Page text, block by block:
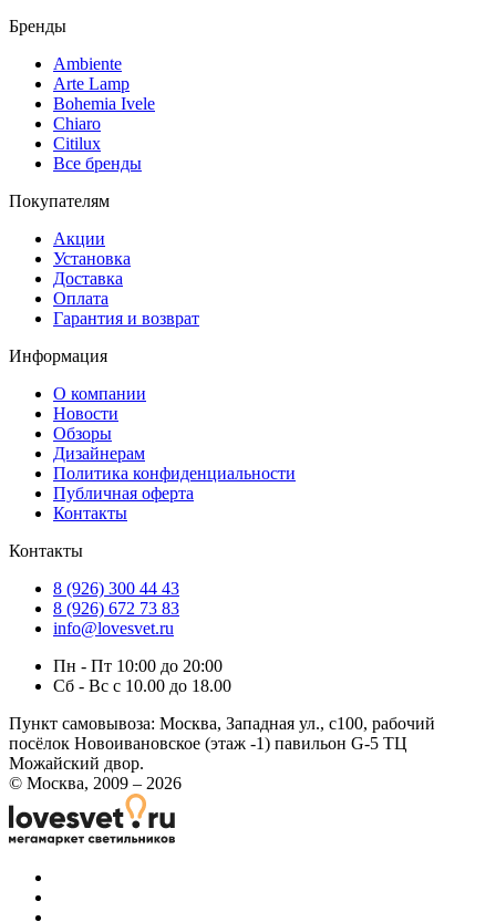
Бренды
Ambiente
Arte Lamp
Bohemia Ivele
Chiaro
Citilux
Все бренды
Покупателям
Акции
Установка
Доставка
Оплата
Гарантия и возврат
Информация
О компании
Новости
Обзоры
Дизайнерам
Политика конфиденциальности
Публичная оферта
Контакты
Контакты
8 (926) 300 44 43
8 (926) 672 73 83
info@lovesvet.ru
Пн - Пт 10:00 до 20:00
Сб - Вс с 10.00 до 18.00
Пункт самовывоза: Москва, Западная ул., с100, рабочий
посёлок Новоивановское (этаж -1) павильон G-5 ТЦ
Можайский двор.
© Москва, 2009 – 2026